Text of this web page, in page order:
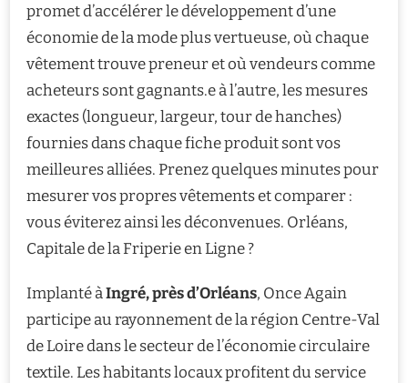
promet d’accélérer le développement d’une
économie de la mode plus vertueuse, où chaque
vêtement trouve preneur et où vendeurs comme
acheteurs sont gagnants.e à l’autre, les mesures
exactes (longueur, largeur, tour de hanches)
fournies dans chaque fiche produit sont vos
meilleures alliées. Prenez quelques minutes pour
mesurer vos propres vêtements et comparer :
vous éviterez ainsi les déconvenues. Orléans,
Capitale de la Friperie en Ligne ?
Implanté àIngré, près d’Orléans, Once Again
participe au rayonnement de la région Centre-Val
de Loire dans le secteur de l’économie circulaire
textile. Les habitants locaux profitent du service